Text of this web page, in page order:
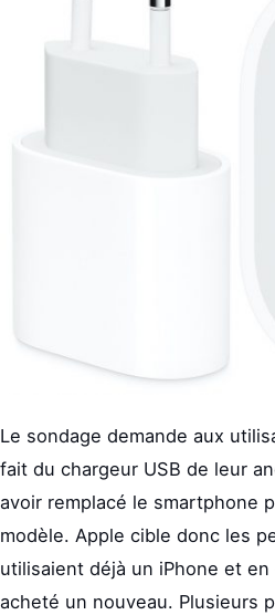
Le sondage demande aux
fait du chargeur USB de leur
avoir remplacé le smartphone
modèle. Apple cible donc les
utilisaient déjà un iPhone et
acheté un nouveau. Plusieurs